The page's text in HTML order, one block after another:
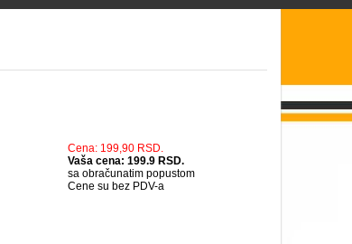
Cena: 199,90 RSD.
Vaša cena: 199.9 RSD.
sa obračunatim popustom
Cene su bez PDV-a